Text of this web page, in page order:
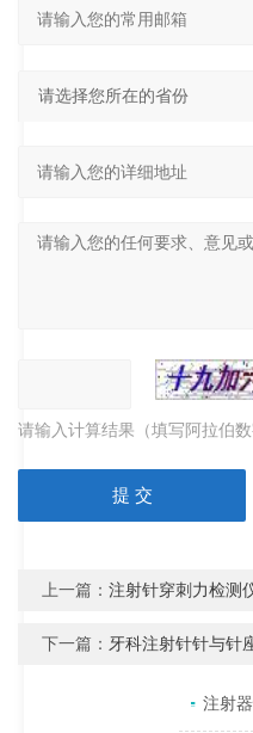
请输入计算结果（填写阿拉伯
上一篇：注射针穿刺力检测
下一篇： 牙科注射针针与针
相关文